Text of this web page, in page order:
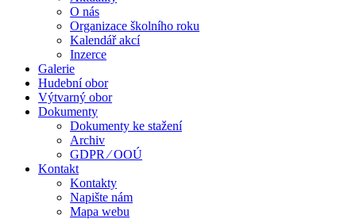
O nás
Organizace školního roku
Kalendář akcí
Inzerce
Galerie
Hudební obor
Výtvarný obor
Dokumenty
Dokumenty ke stažení
Archiv
GDPR ⁄ OOÚ
Kontakt
Kontakty
Napište nám
Mapa webu